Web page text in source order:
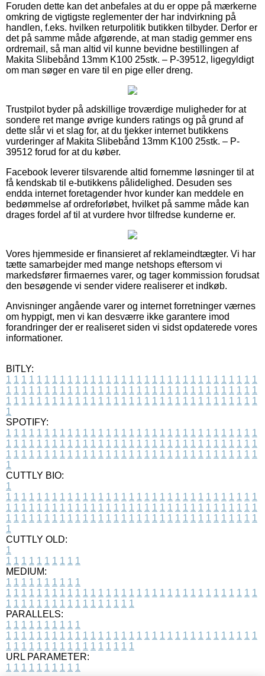
Foruden dette kan det anbefales at du er oppe på mærkerne
omkring de vigtigste reglementer der har indvirkning på
handlen, f.eks. hvilken returpolitik butikken tilbyder. Derfor er
det på samme måde afgørende, at man stadig gemmer ens
ordremail, så man altid vil kunne bevidne bestillingen af
Makita Slibebånd 13mm K100 25stk. – P-39512, ligegyldigt
om man søger en vare til en pige eller dreng.
Trustpilot byder på adskillige troværdige muligheder for at
sondere ret mange øvrige kunders ratings og på grund af
dette slår vi et slag for, at du tjekker internet butikkens
vurderinger af Makita Slibebånd 13mm K100 25stk. – P-
39512 forud for at du køber.
Facebook leverer tilsvarende altid fornemme løsninger til at
få kendskab til e-butikkens pålidelighed. Desuden ses
endda internet foretagender hvor kunder kan meddele en
bedømmelse af ordreforløbet, hvilket på samme måde kan
drages fordel af til at vurdere hvor tilfredse kunderne er.
Vores hjemmeside er finansieret af reklameindtægter. Vi har
tætte samarbejder med mange netshops eftersom vi
markedsfører firmaernes varer, og tager kommission forudsat
den besøgende vi sender videre realiserer et indkøb.
Anvisninger angående varer og internet forretninger værnes
om hyppigt, men vi kan desværre ikke garantere imod
forandringer der er realiseret siden vi sidst opdaterede vores
informationer.
BITLY:
1 1 1 1 1 1 1 1 1 1 1 1 1 1 1 1 1 1 1 1 1 1 1 1 1 1 1 1 1 1 1 1 1
1 1 1 1 1 1 1 1 1 1 1 1 1 1 1 1 1 1 1 1 1 1 1 1 1 1 1 1 1 1 1 1 1
1 1 1 1 1 1 1 1 1 1 1 1 1 1 1 1 1 1 1 1 1 1 1 1 1 1 1 1 1 1 1 1 1
1
SPOTIFY:
1 1 1 1 1 1 1 1 1 1 1 1 1 1 1 1 1 1 1 1 1 1 1 1 1 1 1 1 1 1 1 1 1
1 1 1 1 1 1 1 1 1 1 1 1 1 1 1 1 1 1 1 1 1 1 1 1 1 1 1 1 1 1 1 1 1
1 1 1 1 1 1 1 1 1 1 1 1 1 1 1 1 1 1 1 1 1 1 1 1 1 1 1 1 1 1 1 1 1
1
CUTTLY BIO:
1
1 1 1 1 1 1 1 1 1 1 1 1 1 1 1 1 1 1 1 1 1 1 1 1 1 1 1 1 1 1 1 1 1
1 1 1 1 1 1 1 1 1 1 1 1 1 1 1 1 1 1 1 1 1 1 1 1 1 1 1 1 1 1 1 1 1
1 1 1 1 1 1 1 1 1 1 1 1 1 1 1 1 1 1 1 1 1 1 1 1 1 1 1 1 1 1 1 1 1
1
CUTTLY OLD:
1
1 1 1 1 1 1 1 1 1 1
MEDIUM:
1 1 1 1 1 1 1 1 1 1
1 1 1 1 1 1 1 1 1 1 1 1 1 1 1 1 1 1 1 1 1 1 1 1 1 1 1 1 1 1 1 1 1
1 1 1 1 1 1 1 1 1 1 1 1 1 1 1 1 1
PARALLELS:
1 1 1 1 1 1 1 1 1 1
1 1 1 1 1 1 1 1 1 1 1 1 1 1 1 1 1 1 1 1 1 1 1 1 1 1 1 1 1 1 1 1 1
1 1 1 1 1 1 1 1 1 1 1 1 1 1 1 1 1
URL PARAMETER:
1 1 1 1 1 1 1 1 1 1